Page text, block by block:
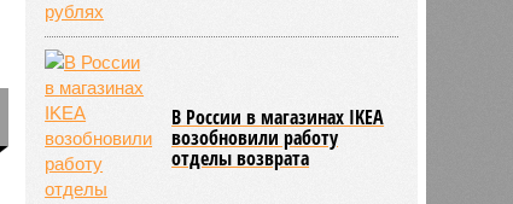
В России в магазинах IKEA
возобновили работу
отделы возврата